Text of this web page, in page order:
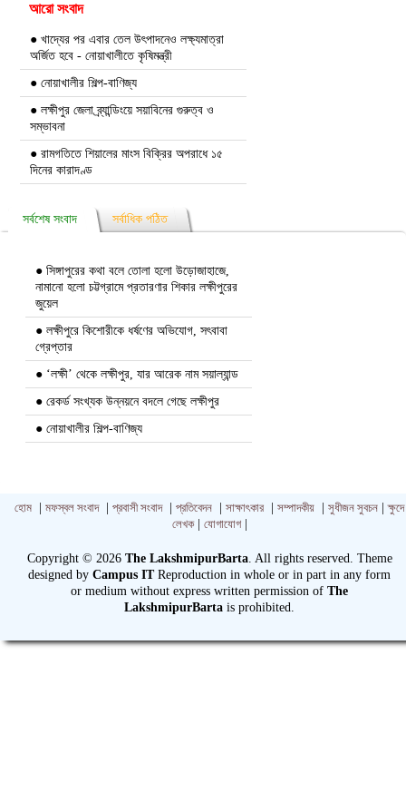
আরো সংবাদ
● খাদ্যের পর এবার তেল উৎপাদনেও লক্ষ্যমাত্রা
অর্জিত হবে - নোয়াখালীতে কৃষিমন্ত্রী
● নোয়াখালীর শিল্প-বাণিজ্য
● লক্ষীপুর জেলা ব্র্যান্ডিংয়ে সয়াবিনের গুরুত্ব ও
সম্ভাবনা
● রামগতিতে শিয়ালের মাংস বিক্রির অপরাধে ১৫
দিনের কারাদণ্ড
সর্বশেষ সংবাদ সর্বাধিক পঠিত
● সিঙ্গাপুরের কথা বলে তোলা হলো উড়োজাহাজে,
নামানো হলো চট্টগ্রামে প্রতারণার শিকার লক্ষীপুরের
জুয়েল
● লক্ষীপুরে কিশোরীকে ধর্ষণের অভিযোগ, সৎবাবা
গ্রেপ্তার
● ‘লক্ষী’ থেকে লক্ষীপুর, যার আরেক নাম সয়াল্যান্ড
● রেকর্ড সংখ্যক উন্নয়নে বদলে গেছে লক্ষীপুর
● নোয়াখালীর শিল্প-বাণিজ্য
হোম মফস্বল সংবাদ| প্রবাসী সংবাদ| প্রতিবেদন সাক্ষাৎকার সম্পাদকীয় সুধীজন সুবচন |ক্ষুদে
লেখক| যোগাযোগ|
Copyright © 2026 The LakshmipurBarta. All rights reserved. Theme
designed by Campus ITReproduction in whole or in part in any form
or medium without express written permission of The
LakshmipurBarta is prohibited.